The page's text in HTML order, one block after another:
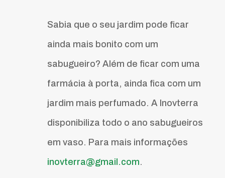
Sabia que o seu jardim pode ficar
ainda mais bonito com um
sabugueiro? Além de ficar com uma
farmácia à porta, ainda fica com um
jardim mais perfumado. A Inovterra
disponibiliza todo o ano sabugueiros
em vaso. Para mais informações
inovterra@gmail.com.